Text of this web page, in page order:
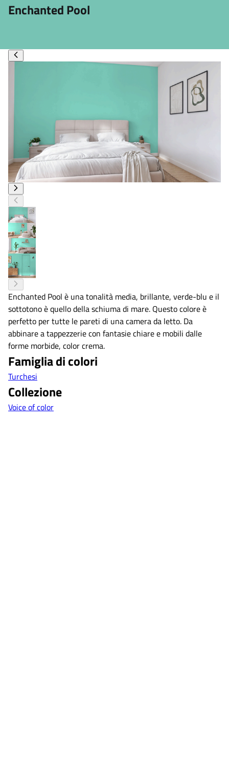
Enchanted Pool
Enchanted Pool è una tonalità media, brillante, verde-blu e il
sottotono è quello della schiuma di mare. Questo colore è
perfetto per tutte le pareti di una camera da letto. Da
abbinare a tappezzerie con fantasie chiare e mobili dalle
forme morbide, color crema.
Famiglia di colori
Turchesi
Collezione
Voice of color